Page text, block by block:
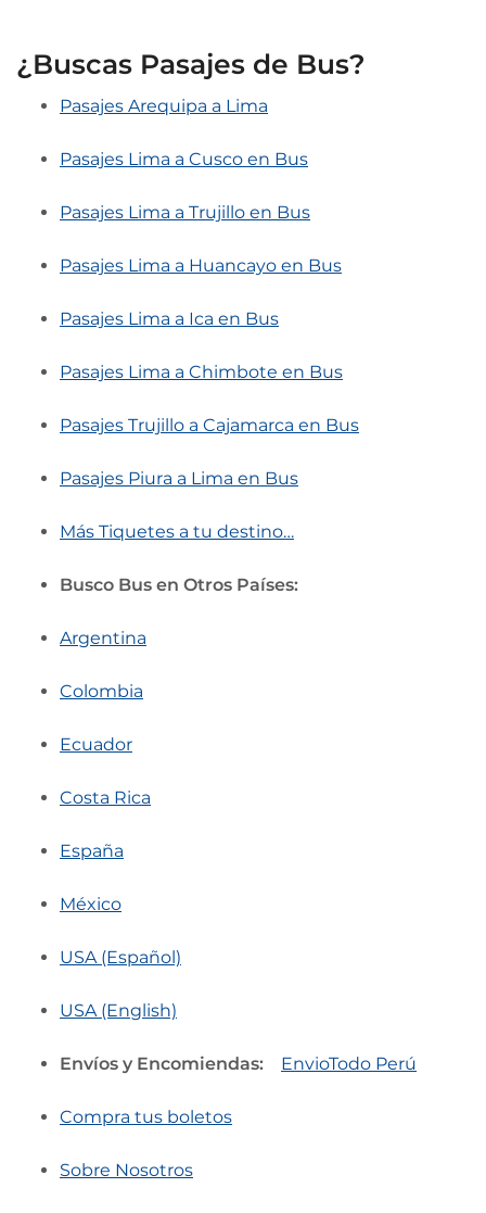
¿Buscas Pasajes de Bus?
Pasajes Arequipa a Lima
Pasajes Lima a Cusco en Bus
Pasajes Lima a Trujillo en Bus
Pasajes Lima a Huancayo en Bus
Pasajes Lima a Ica en Bus
Pasajes Lima a Chimbote en Bus
Pasajes Trujillo a Cajamarca en Bus
Pasajes Piura a Lima en Bus
Más Tiquetes a tu destino…
Busco Bus en Otros Países:
Argentina
Colombia
Ecuador
Costa Rica
España
México
USA (Español)
USA (English)
Envíos y Encomiendas: EnvioTodo Perú
Compra tus boletos
Sobre Nosotros